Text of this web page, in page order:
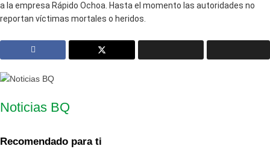
a la empresa Rápido Ochoa. Hasta el momento las autoridades no
reportan víctimas mortales o heridos.
Noticias BQ
Recomendado para ti